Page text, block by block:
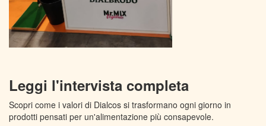
Leggi l'intervista completa
Scopri come i valori di Dialcos si trasformano ogni giorno in
prodotti pensati per un'alimentazione più consapevole.